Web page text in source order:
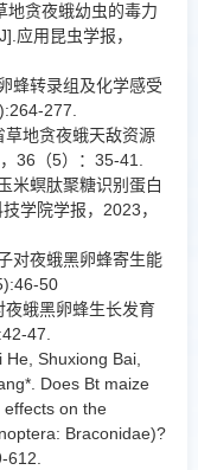
地贪夜蛾幼虫的毒力
应用昆虫学报，
蜂转录组及化学感受
277.
地贪夜蛾天敌资源
36（5）：35-41.
米螟肽聚糖识别蛋白
学院学报，2023，
对夜蛾黑卵蜂寄生能
50
蛾黑卵蜂生长发育
47.
He, Shuxiong Bai,
Does Bt maize
on the
Braconidae)?
612.